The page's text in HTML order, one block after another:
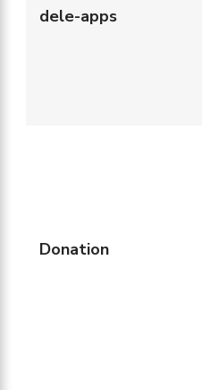
dele-apps
Donation